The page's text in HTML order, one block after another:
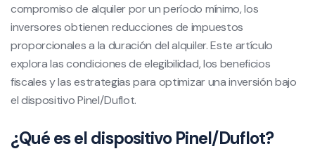
compromiso de alquiler por un período mínimo, los
inversores obtienen reducciones de impuestos
proporcionales a la duración del alquiler. Este artículo
explora las condiciones de elegibilidad, los beneficios
fiscales y las estrategias para optimizar una inversión bajo
el dispositivo Pinel/Duflot.
¿Qué es el dispositivo Pinel/Duflot?